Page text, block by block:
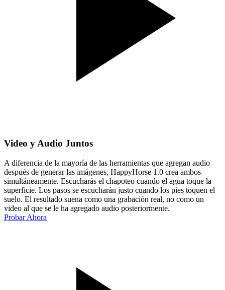
Video y Audio Juntos
A diferencia de la mayoría de las herramientas que agregan audio
después de generar las imágenes, HappyHorse 1.0 crea ambos
simultáneamente. Escucharás el chapoteo cuando el agua toque la
superficie. Los pasos se escucharán justo cuando los pies toquen el
suelo. El resultado suena como una grabación real, no como un
video al que se le ha agregado audio posteriormente.
Probar Ahora